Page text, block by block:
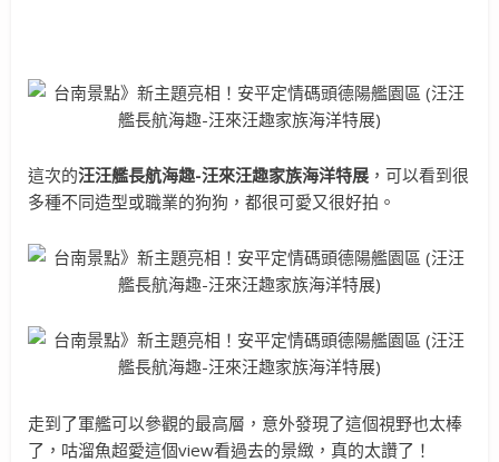
這次的汪汪艦長航海趣-汪來汪趣家族海洋特展 ，可以看到很
多種不同造型或職業的狗狗，都很可愛又很好拍。
走到了軍艦可以參觀的最高層，意外發現了這個視野也太棒
了，咕溜魚超愛這個view看過去的景緻，真的太讚了！